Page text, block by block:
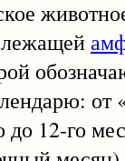
от
до 12-го